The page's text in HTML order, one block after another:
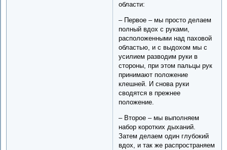
области:
– Первое – мы просто делаем
полный вдох с руками,
расположенными над паховой
областью, и с выдохом мы с
усилием разводим руки в
стороны, при этом пальцы рук
принимают положение
клешней. И снова руки
сводятся в прежнее
положение.
– Второе – мы выполняем
набор коротких дыханий.
Затем делаем один глубокий
вдох, и так же распространяем